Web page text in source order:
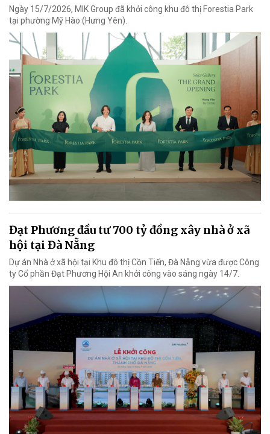
Ngày 15/7/2026, MIK Group đã khởi công khu đô thị Forestia Park
tại phường Mỹ Hào (Hưng Yên).
Đạt Phương đầu tư 700 tỷ đồng xây nhà ở xã
hội tại Đà Nẵng
Dự án Nhà ở xã hội tại Khu đô thị Cồn Tiến, Đà Nẵng vừa được Công
ty Cổ phần Đạt Phương Hội An khởi công vào sáng ngày 14/7.